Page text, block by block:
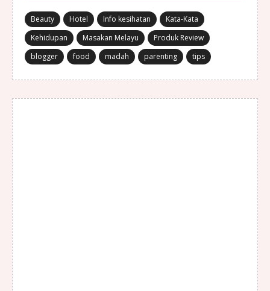
Beauty Hotel Info kesihatan
Kata-Kata
Kehidupan
Masakan Melayu
Produk Review
blogger
food madah parenting tips